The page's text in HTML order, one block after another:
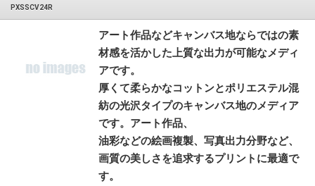
PXSSCV24R
アート作品などキャンバス地ならではの素
材感を活かした上質な出力が可能なメディ
アです。
厚くて柔らかなコットンとポリエステル混
紡の光沢タイプのキャンバス地のメディア
です。アート作品、
油彩などの絵画複製、写真出力分野など、
画質の美しさを追求するプリントに最適で
す。